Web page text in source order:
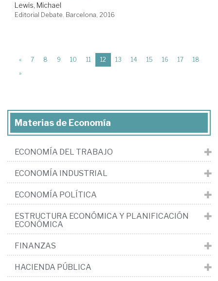
Lewis, Michael
Editorial Debate. Barcelona, 2016
« 7 8 9 10 11 12 (current)
13 14 15 16 17
18
»
Materias de Economía
ECONOMÍA DEL TRABAJO
ECONOMÍA INDUSTRIAL
ECONOMÍA POLÍTICA
ESTRUCTURA ECONÓMICA Y PLANIFICACIÓN
ECONÓMICA
FINANZAS
HACIENDA PÚBLICA